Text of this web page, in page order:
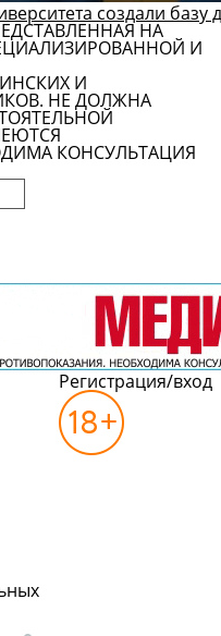
создали
НА
И
И
НЕ ДОЛЖНА
КОНСУЛЬТАЦИЯ
Регистрация/вход